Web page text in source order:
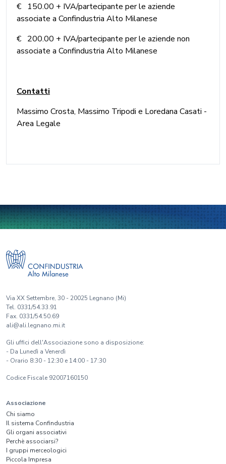
€ 150.00 + IVA/partecipante per le aziende
associate a Confindustria Alto Milanese
€ 200.00 + IVA/partecipante per le aziende non
associate a Confindustria Alto Milanese
Contatti
Massimo Crosta, Massimo Tripodi e Loredana Casati -
Area Legale
Via XX Settembre, 30 - 20025 Legnano (Mi)
Tel. 0331/54.33.91
Fax. 0331/54.50.69
ali@ali.legnano.mi.it
Gli uffici dell'Associazione sono a disposizione:
- Da Lunedì a Venerdì
- Orario 8:30 - 12:30 e 14:00 - 17:30
Codice Fiscale 92007160150
Associazione
Chi siamo
Il sistema Confindustria
Gli organi associativi
Perchè associarsi?
I gruppi merceologici
Piccola Impresa